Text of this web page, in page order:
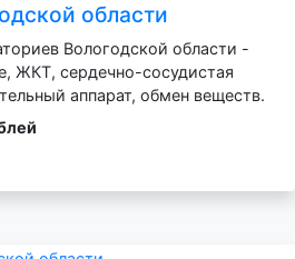
области
Вологодской области -
ЖКТ, сердечно-сосудистая
аппарат, обмен веществ.